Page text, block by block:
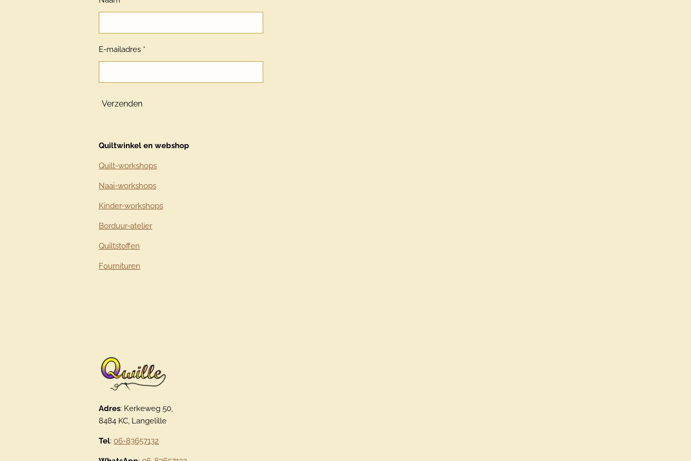
E-mailadres *
Verzenden
Quiltwinkel en webshop
Quilt-workshops
Naai-workshops
Kinder-workshops
Borduur-atelier
Quiltstoffen
Fournituren
Adres: Kerkeweg 50,
8484 KC, Langelille
Tel: 06-83657132